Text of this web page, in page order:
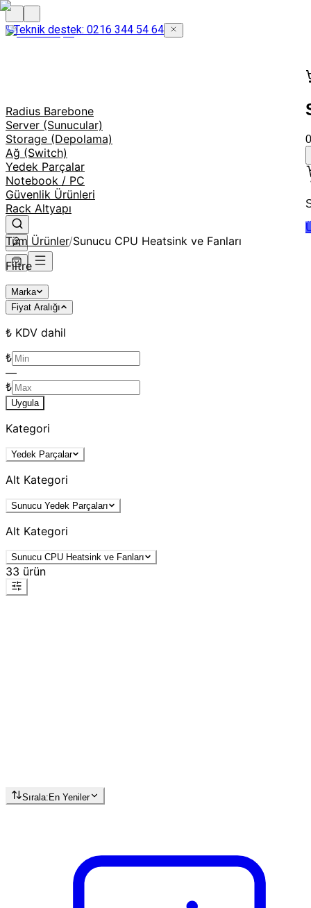
Teknik destek: 0216 344 54 64
Radius Barebone
Server (Sunucular)
Storage (Depolama)
Ağ (Switch)
Yedek Parçalar
Notebook / PC
Güvenlik Ürünleri
Rack Altyapı
0
Tüm Ürünler/Sunucu CPU Heatsink ve Fanları
Filtre
Marka
Fiyat Aralığı
₺ KDV dahil
₺
—
₺
Uygula
Kategori
Yedek Parçalar
Alt Kategori
Sunucu Yedek Parçaları
Alt Kategori
Sunucu CPU Heatsink ve Fanları
33 ürün
Sırala:En Yeniler